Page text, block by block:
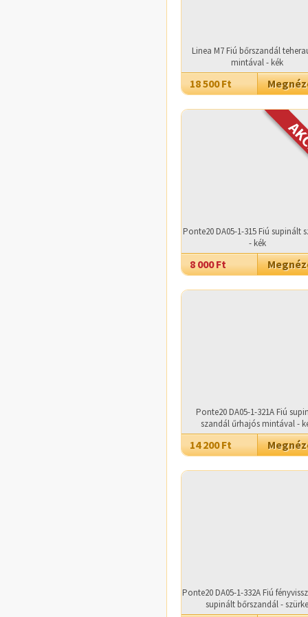
Linea M7 Fiú bőrszandál
mintával - kék
18 500 Ft
Ponte20 DA05-1-315 Fiú supinált
- kék
8 000 Ft
Ponte20 DA05-1-321A Fiú
szandál űrhajós mintával -
14 200 Ft
Ponte20 DA05-1-332A Fiú
supinált bőrszandál - szürke